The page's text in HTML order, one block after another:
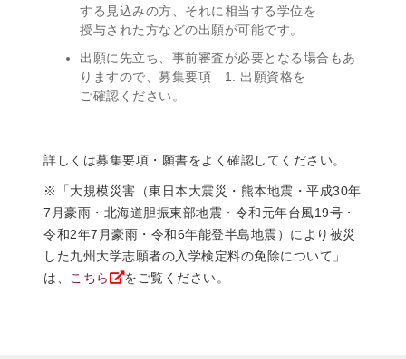
する見込みの方、それに相当する学位を
授与された方などの出願が可能です。
出願に先立ち、事前審査が必要となる場合もあ
りますので、募集要項 1. 出願資格を
ご確認ください。
詳しくは募集要項・願書をよく確認してください。
※「大規模災害（東日本大震災・熊本地震・平成30年
7月豪雨・北海道胆振東部地震・令和元年台風19号・
令和2年7月豪雨・令和6年能登半島地震）により被災
した九州大学志願者の入学検定料の免除について」
は、
こちら をご覧ください。